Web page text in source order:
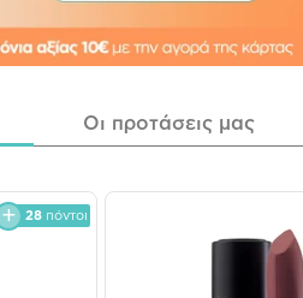
Οι προτάσεις μας
28 πόντοι